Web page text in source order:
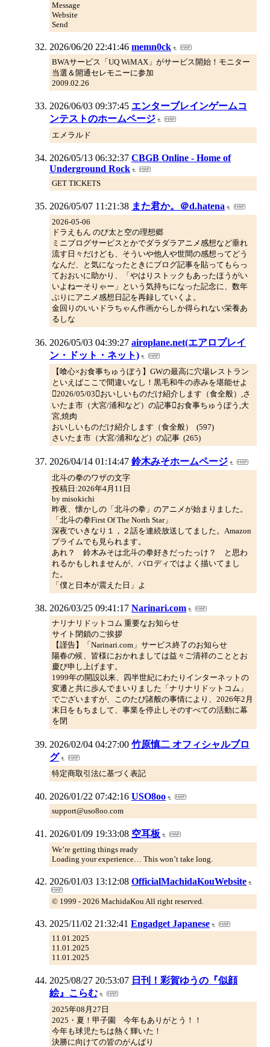
Message
Website
Send
2026/06/20 22:41:46 memn0ck
BWAサービス「UQ WiMAX」がサービス開始！モニター
当選＆開通セレモニーに参加
2009.02.26
2026/06/03 09:37:45 エンターブレインゲームコ
ンテストのホームページ
エメラルド
2026/05/13 06:32:37 CBGB Online - Home of
Underground Rock
GET TICKETS
2026/05/07 11:21:38 また君か。＠d.hatena
2026-05-06
ドラえもん のび太と空の理想郷
ミニブログサービスとかでダラダラアニメ感想など垂れ
流す日々だけども、そういや他人や世間の感想ってどう
なんだ、と気になったときにブログ記事を貼ってもらっ
ておおいに助かり、「やはりストックもあったほうがい
いよねーそりゃー」という気持ちになった記念に、数年
ぶりにアニメ感想日記を再録していくよ。
金回りのいいドラちゃん作画からしか得られない栄養あ
るしな
2026/05/03 04:39:27 airoplane.net(エアロプレイ
ン・ドット・ネット)
【喰心×お食事ちゅうぼう】GWの最高に穴場レストラン
といえばここで間違いなし！黒毛和牛の赤みを堪能せよ
2026/05/03おいしいものだけ紹介します（食全般）,さ
いたま市（大宮/浦和など）の記事お食事ちゅうぼう,大
宮,焼肉
おいしいものだけ紹介します（食全般） (597)
さいたま市（大宮/浦和など）の記事 (265)
2026/04/14 01:14:47 鈴木みそホームページ
北斗の拳のワザの文字
投稿日:2026年4月11日
by misokichi
昨夜、懐かしの「北斗の拳」のアニメが始まりました。
「北斗の拳First Of The North Star」
深夜でいきなり１，２話を連続放送してました。Amazon
プライムでも見られます。
あれ？ 鈴木みそは北斗の拳好きだったっけ？ と思わ
れるかもしれませんが、パロディではよく描いてまし
た。
「僕と日本が震えた日」よ
2026/03/25 09:41:17 Narinari.com
ナリナリドットコム 重要なお知らせ
サイト閉鎖のご挨拶
【謹告】「Narinari.com」サービス終了のお知らせ
陽春の候、皆様におかれましては益々ご清祥のこととお
慶び申し上げます。
1999年の開設以来、四半世紀にわたりインターネットの
変遷と共に歩んでまいりました「ナリナリドットコム」
でございますが、このたび諸般の事情により、2026年2月
末日をもちまして、事業を停止しそのすべての活動に幕
を閉
2026/02/04 04:27:00 竹原慎二 オフィシャルブロ
グ
特定商取引法に基づく表記
2026/01/22 07:42:16 USO8oo
support@uso8oo.com
2026/01/09 19:33:08 空耳板
We’re getting things ready
Loading your experience… This won’t take long.
2026/01/03 13:12:08 OfficialMachidaKouWebsite
© 1999 - 2026 MachidaKou All right reserved.
2025/11/02 21:32:41 Engadget Japanese
11.01.2025
11.01.2025
11.01.2025
2025/08/27 20:53:07 日刊！彩賀ゆうの『似顔
絵』こらむ
2025年08月27日
2025・夏！甲子園 今年もありがとう！！
今年も球児たちは熱く輝いた！
決勝に向けての皆のがんばり